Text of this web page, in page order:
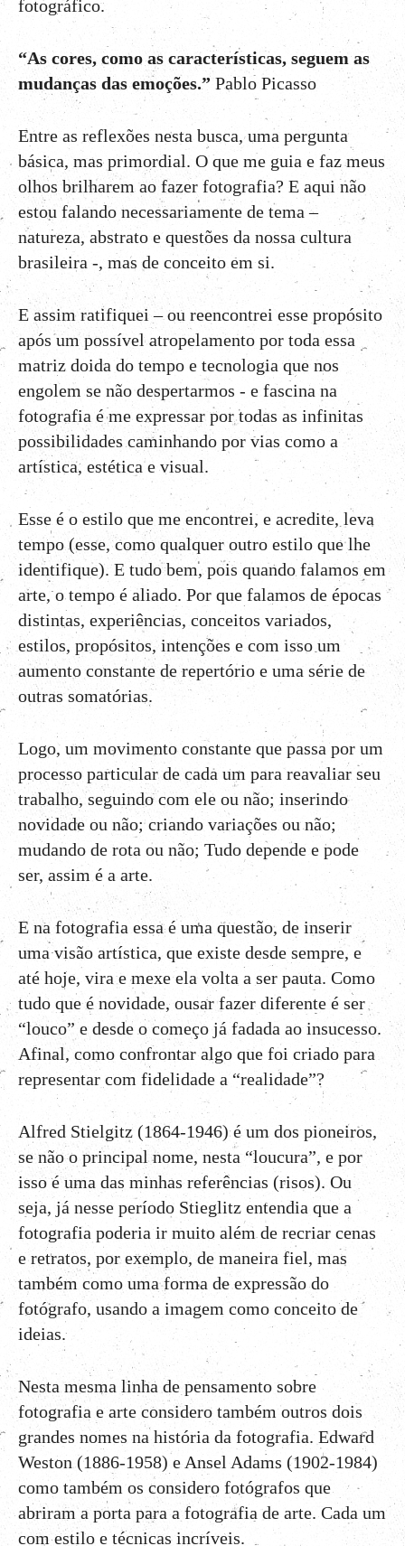
fotográfico.
“As cores, como as características, seguem as
mudanças das emoções.” Pablo Picasso
Entre as reflexões nesta busca, uma pergunta
básica, mas primordial. O que me guia e faz meus
olhos brilharem ao fazer fotografia? E aqui não
estou falando necessariamente de tema –
natureza, abstrato e questões da nossa cultura
brasileira -, mas de conceito em si.
E assim ratifiquei – ou reencontrei esse propósito
após um possível atropelamento por toda essa
matriz doida do tempo e tecnologia que nos
engolem se não despertarmos - e fascina na
fotografia é me expressar por todas as infinitas
possibilidades caminhando por vias como a
artística, estética e visual.
Esse é o estilo que me encontrei, e acredite, leva
tempo (esse, como qualquer outro estilo que lhe
identifique). E tudo bem, pois quando falamos em
arte, o tempo é aliado. Por que falamos de épocas
distintas, experiências, conceitos variados,
estilos, propósitos, intenções e com isso um
aumento constante de repertório e uma série de
outras somatórias.
Logo, um movimento constante que passa por um
processo particular de cada um para reavaliar seu
trabalho, seguindo com ele ou não; inserindo
novidade ou não; criando variações ou não;
mudando de rota ou não; Tudo depende e pode
ser, assim é a arte.
E na fotografia essa é uma questão, de inserir
uma visão artística, que existe desde sempre, e
até hoje, vira e mexe ela volta a ser pauta. Como
tudo que é novidade, ousar fazer diferente é ser
“louco” e desde o começo já fadada ao insucesso.
Afinal, como confrontar algo que foi criado para
representar com fidelidade a “realidade”?
Alfred Stielgitz (1864-1946) é um dos pioneiros,
se não o principal nome, nesta “loucura”, e por
isso é uma das minhas referências (risos). Ou
seja, já nesse período Stieglitz entendia que a
fotografia poderia ir muito além de recriar cenas
e retratos, por exemplo, de maneira fiel, mas
também como uma forma de expressão do
fotógrafo, usando a imagem como conceito de
ideias.
Nesta mesma linha de pensamento sobre
fotografia e arte considero também outros dois
grandes nomes na história da fotografia. Edward
Weston (1886-1958) e Ansel Adams (1902-1984)
como também os considero fotógrafos que
abriram a porta para a fotografia de arte. Cada um
com estilo e técnicas incríveis.